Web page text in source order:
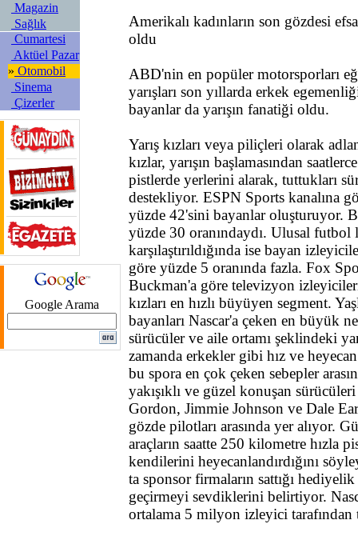
Magazin
Sağlık
Cumartesi
Aktüel Pazar
» Otomobil
Sinema
Çizerler
Google Arama
Amerikalı kadınların son gözdesi
oldu
ABD'nin en popüler motorsporları
yarışları son yıllarda erkek
bayanlar da yarışın fanatiği oldu.
Yarış kızları veya piliçleri olarak
kızlar, yarışın başlamasından
pistlerde yerlerini alarak, tuttukları
destekliyor. ESPN Sports kanalına
yüzde 42'sini bayanlar oluşturuyor.
yüzde 30 oranındaydı. Ulusal
karşılaştırıldığında ise bayan
göre yüzde 5 oranında fazla. Fox
Buckman'a göre televizyon izleyicileri
kızları en hızlı büyüyen segment.
bayanları Nascar'a çeken en büyük
sürücüler ve aile ortamı şeklindeki
zamanda erkekler gibi hız ve
bu spora en çok çeken sebepler
yakışıklı ve güzel konuşan sürücüleri
Gordon, Jimmie Johnson ve Dale
gözde pilotları arasında yer alıyor.
araçların saatte 250 kilometre hızla
kendilerini heyecanlandırdığını
ta sponsor firmaların sattığı
geçirmeyi sevdiklerini belirtiyor.
ortalama 5 milyon izleyici